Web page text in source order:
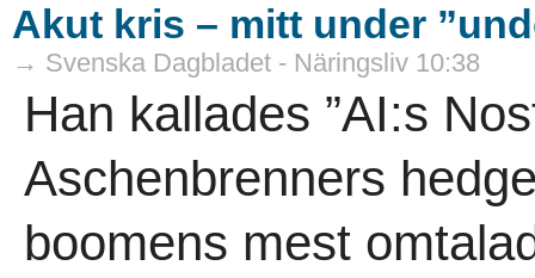
Akut kris – mitt under
→ Svenska Dagbladet - Näringsliv 10:38
Han kallades ”AI:s
Aschenbrenners
boomens mest